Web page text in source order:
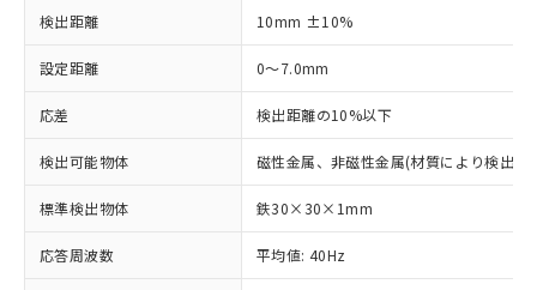
検出距離 10mm ±10%
設定距離 0～7.0mm
応差 検出距離の10%以下
検出可能物体 磁性金属、非磁性金属(材質により検出距
標準検出物体 鉄30×30×1mm
応答周波数 平均値: 40Hz